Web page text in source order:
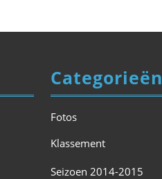
Categorieën
Fotos
Klassement
Seizoen 2014-2015